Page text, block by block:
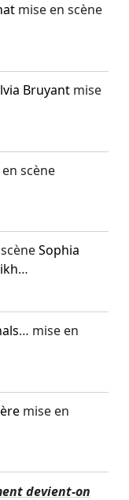
mise en scène
Bruyantmise
scène
Sophia
…
… mise en
mise en
devient-on